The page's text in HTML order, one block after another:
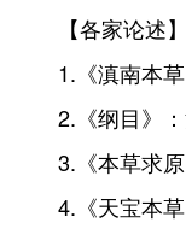
【各家论述】
1.《滇南本
2.《纲目》
3.《本草求原
4.《天宝本